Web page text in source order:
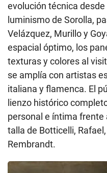
evolución técnica desde
luminismo de Sorolla,
Velázquez, Murillo y
espacial óptimo, los
texturas y colores al
se amplía con artistas
italiana y flamenca. El
lienzo histórico
personal e íntima frente
talla de Botticelli,
Rembrandt.